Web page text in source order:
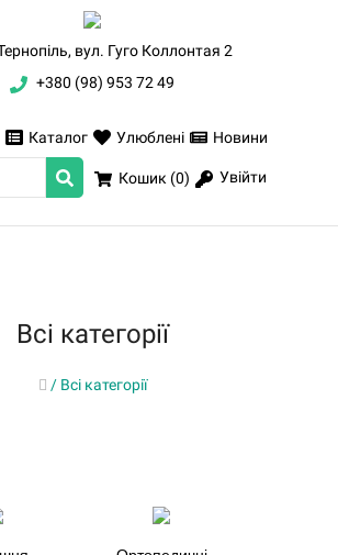
вул. Гуго Коллонтая 2
+380 (98) 953 72 49
Каталог Улюблені Новини
Кошик (0) Увійти
Всі категорії
/ Всі категорії